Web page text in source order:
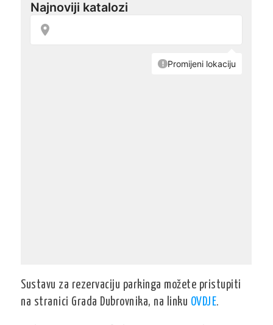
Sustavu za rezervaciju parkinga možete pristupiti
na stranici Grada Dubrovnika, na linku OVDJE.